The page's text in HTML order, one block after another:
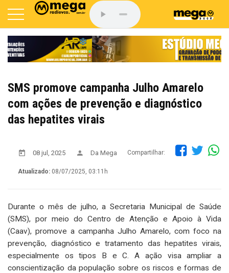
SMS promove campanha Julho Amarelo
com ações de prevenção e diagnóstico
das hepatites virais
08 jul, 2025 Da Mega Compartilhar:
Atualizado: 08/07/2025, 03:11h
Durante o mês de julho, a Secretaria Municipal de Saúde
(SMS), por meio do Centro de Atenção e Apoio à Vida
(Caav), promove a campanha Julho Amarelo, com foco na
prevenção, diagnóstico e tratamento das hepatites virais,
especialmente os tipos B e C. A ação visa ampliar a
conscientização da população sobre os riscos e formas de